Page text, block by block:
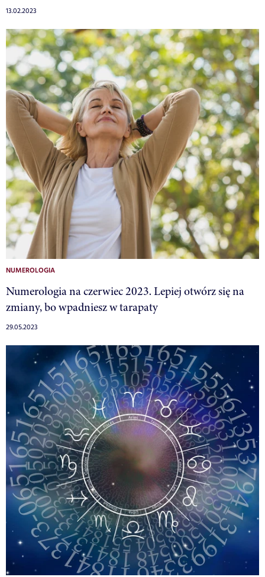
13.02.2023
NUMEROLOGIA
Numerologia na czerwiec 2023. Lepiej otwórz się na
zmiany, bo wpadniesz w tarapaty
29.05.2023